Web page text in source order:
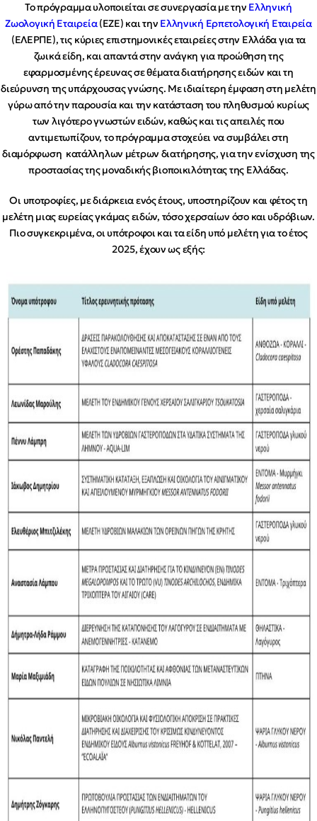
Το πρόγραμμα υλοποιείται σε συνεργασία με την Ελληνική
Ζωολογική Εταιρεία(ΕΖΕ) και την Ελληνική Ερπετολογική Εταιρεία
(ΕΛΕΡΠΕ), τις κύριες επιστημονικές εταιρείες στην Ελλάδα για τα
ζωικά είδη, και απαντά στην ανάγκη για προώθηση της
εφαρμοσμένης έρευνας σε θέματα διατήρησης ειδών και τη
διεύρυνση της υπάρχουσας γνώσης. Με ιδιαίτερη έμφαση στη μελέτη
γύρω από την παρουσία και την κατάσταση του πληθυσμού κυρίως
των λιγότερο γνωστών ειδών, καθώς και τις απειλές που
αντιμετωπίζουν, το πρόγραμμα στοχεύει να συμβάλει στη
διαμόρφωση κατάλληλων μέτρων διατήρησης, για την ενίσχυση της
προστασίας της μοναδικής βιοποικιλότητας της Ελλάδας.
Οι υποτροφίες, με διάρκεια ενός έτους, υποστηρίζουν και φέτος τη
μελέτη μιας ευρείας γκάμας ειδών, τόσο χερσαίων όσο και υδρόβιων.
Πιο συγκεκριμένα, οι υπότροφοι και τα είδη υπό μελέτη για το έτος
2025, έχουν ως εξής: